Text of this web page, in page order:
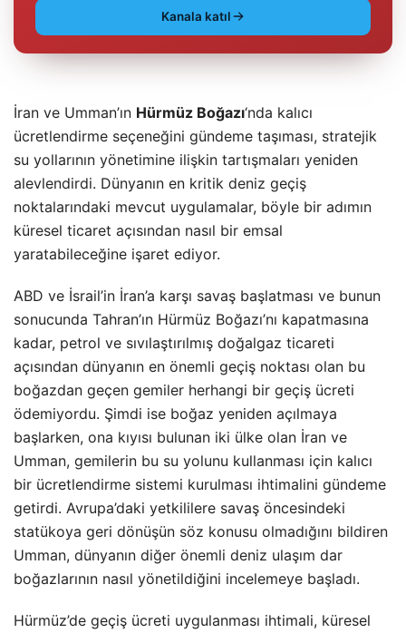
Kanala katıl
İran ve Umman’ın Hürmüz Boğazı‘nda kalıcı
ücretlendirme seçeneğini gündeme taşıması, stratejik
su yollarının yönetimine ilişkin tartışmaları yeniden
alevlendirdi. Dünyanın en kritik deniz geçiş
noktalarındaki mevcut uygulamalar, böyle bir adımın
küresel ticaret açısından nasıl bir emsal
yaratabileceğine işaret ediyor.
ABD ve İsrail’in İran’a karşı savaş başlatması ve bunun
sonucunda Tahran’ın Hürmüz Boğazı’nı kapatmasına
kadar, petrol ve sıvılaştırılmış doğalgaz ticareti
açısından dünyanın en önemli geçiş noktası olan bu
boğazdan geçen gemiler herhangi bir geçiş ücreti
ödemiyordu. Şimdi ise boğaz yeniden açılmaya
başlarken, ona kıyısı bulunan iki ülke olan İran ve
Umman, gemilerin bu su yolunu kullanması için kalıcı
bir ücretlendirme sistemi kurulması ihtimalini gündeme
getirdi. Avrupa’daki yetkililere savaş öncesindeki
statükoya geri dönüşün söz konusu olmadığını bildiren
Umman, dünyanın diğer önemli deniz ulaşım dar
boğazlarının nasıl yönetildiğini incelemeye başladı.
Hürmüz’de geçiş ücreti uygulanması ihtimali, küresel